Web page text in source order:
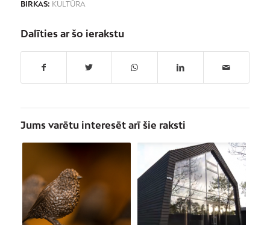
BIRKAS: KULTŪRA
Dalīties ar šo ierakstu
Jums varētu interesēt arī šie raksti